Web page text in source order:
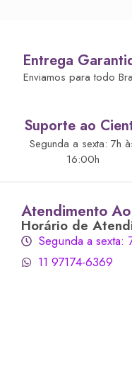
Entrega
Enviamos para todo
Suporte ao
Segunda a sexta: 7h
16:00h
Atendimento
Horário de
Segunda a sexta:
11 97174-6369